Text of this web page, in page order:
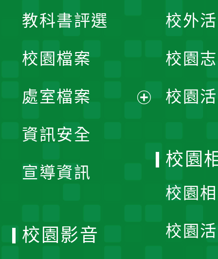
單
教科書評選
校園檔案
處室檔案
資訊安全
宣導資訊
校外
校園
校園
校園
校園
校園
校園影音